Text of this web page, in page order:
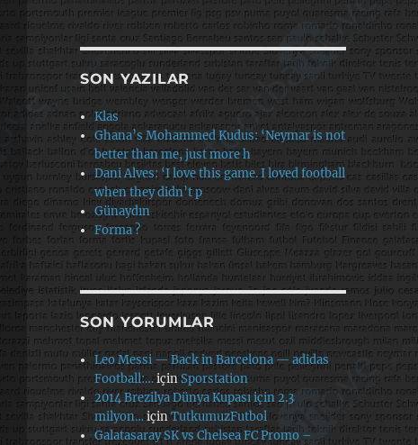
SON YAZILAR
Klas
Ghana’s Mohammed Kudus: ‘Neymar is not
better than me, just more h
Dani Alves: ‘I love this game. I loved football
when they didn’t p
Günaydın
Forma ?
SON YORUMLAR
Leo Messi — Back in Barcelona — adidas
Football:…içinSporstation
2014 Brezilya Dünya Kupası için 2.3
milyon…içinTutkumuzFutbol
Galatasaray SK vs Chelsea FC Promo –